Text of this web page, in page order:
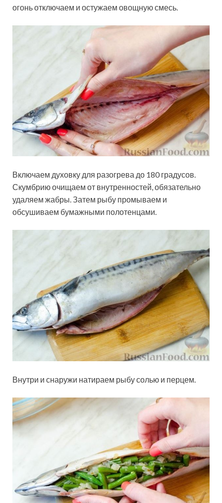
огонь отключаем и остужаем овощную смесь.
Включаем духовку для разогрева до 180 градусов.
Скумбрию очищаем от внутренностей, обязательно
удаляем жабры. Затем рыбу промываем и
обсушиваем бумажными полотенцами.
Внутри и снаружи натираем рыбу солью и перцем.